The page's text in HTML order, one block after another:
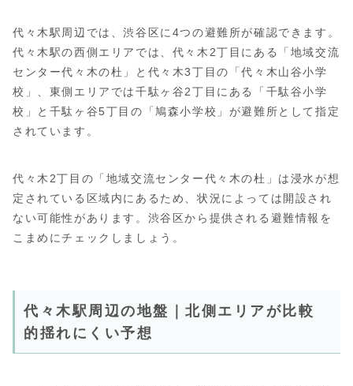
代々木駅周辺では、渋谷区に4つの避難所が確認できます。
代々木駅の西側エリアでは、代々木2丁目にある「地域交流
センター代々木の杜」と代々木3丁目の「代々木山谷小学
校」、東側エリアでは千駄ヶ谷2丁目にある「千駄谷小学
校」と千駄ヶ谷5丁目の「鳩森小学校」が避難所として指定
されています。
代々木2丁目の「地域交流センター代々木の杜」は浸水が想
定されている区域内にあるため、状況によっては開設され
ない可能性があります。渋谷区から提供される避難情報を
こまめにチェックしましょう。
代々木駅周辺の地盤｜北側エリアが比較
的揺れにくい予想